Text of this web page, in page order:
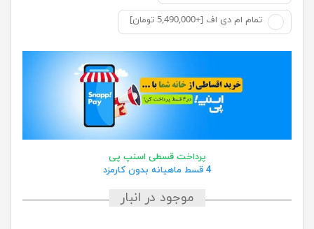
تمام ام دی اف [+5,490,000 تومان]
پرداخت قسطی اسنپ پی
4 قسط ماهیانه بدون کارمزد
موجود در انبار